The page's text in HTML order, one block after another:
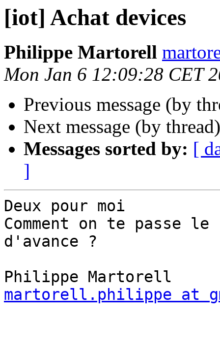
[iot] Achat devices
Philippe Martorell
Mon Jan 6 12:09:28 CET
Previous message (by
Next message (by
Messages sorted by: [
]
Deux pour moi
Comment on te passe
d'avance ?
martorell.philippe at